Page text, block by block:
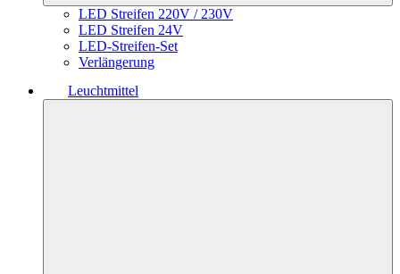
LED Streifen 220V / 230V
LED Streifen 24V
LED-Streifen-Set
Verlängerung
Leuchtmittel